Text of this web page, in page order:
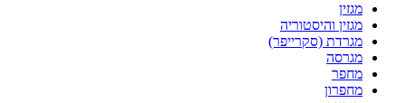
מגזין
מגזין והיסטוריה
מגרדת (סקרייפר)
מגרסה
מחפר
מחפרון